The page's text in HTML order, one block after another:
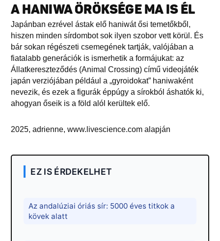
A HANIWA ÖRÖKSÉGE MA IS ÉL
Japánban ezrével ástak elő haniwát ősi temetőkből,
hiszen minden sírdombot sok ilyen szobor vett körül. És
bár sokan régészeti csemegének tartják, valójában a
fiatalabb generációk is ismerhetik a formájukat: az
Állatkereszteződés (Animal Crossing) című videojáték
japán verziójában például a „gyroidokat” haniwaként
nevezik, és ezek a figurák éppúgy a sírokból áshatók ki,
ahogyan őseik is a föld alól kerültek elő.
2025, adrienne, www.livescience.com alapján
EZ IS ÉRDEKELHET
Az andalúziai óriás sír: 5000 éves titkok a
kövek alatt